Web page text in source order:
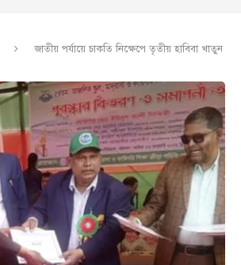
জাতীয় পর্যায়ে চাকতি নিক্ষেপে তৃতীয় হাবিবা খাতুন